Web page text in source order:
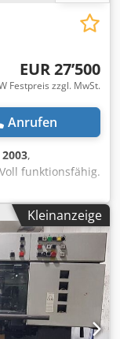
EUR 27’500
Festpreis zzgl. MwSt.
Anrufen
2003,
funktionsfähig.
Zustand. Wird
sind möglich.
Kleinanzeige